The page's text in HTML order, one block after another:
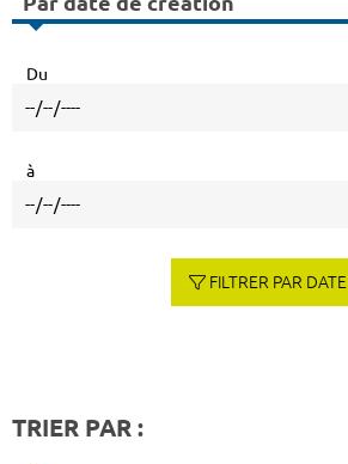
Du
à
FILTRER PAR DATE
TRIER PAR :